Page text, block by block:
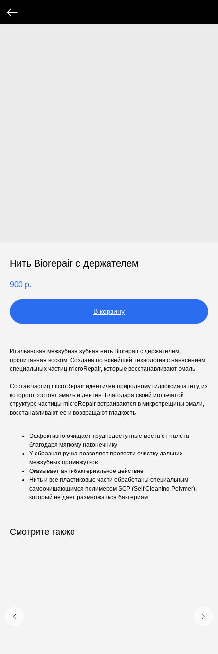
Нить Biorepair с держателем
900 р.
В корзину
Итальянская межзубная зубная нить Biorepair с держателем,
пропитанная воском. Создана по новейшей технологии с нанесением
специальных частиц microRepair, которые восстанавливают эмаль
Состав частиц microRepair идентичен природному гидроксиапатиту, из
которого состоят эмаль и дентин. Благодаря своей игольчатой
структуре частицы microRepair встраиваются в микротрещины эмали,
восстанавливают ее и возвращают гладкость
Эффективно очищает труднодоступные места от налета
благодаря мягкому наконечнику
Y-образная ручка позволяет провести очистку дальних
межзубных промежутков
Оказывает антибактериальное действие
Нить и все пластиковые части обработаны специальным
самоочищающимся полимером SCP (Self Cleaning Polymer),
который не дает размножаться бактериям
Смотрите также